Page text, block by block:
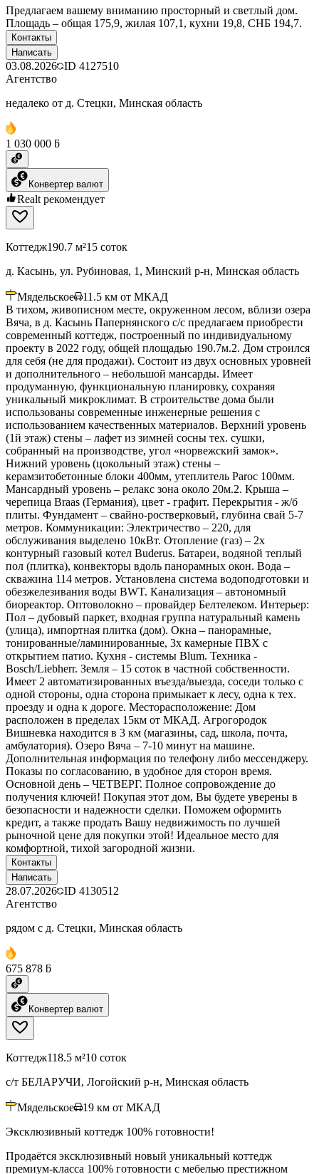
Предлагаем вашему вниманию просторный и светлый дом.
Площадь – общая 175,9, жилая 107,1, кухни 19,8, СНБ 194,7.
Контакты
Написать
03.08.2026 ID 4127510
Агентство
недалеко от д. Стецки, Минская область
1 030 000 ƃ
Конвертер валют
Realt рекомендует
Коттедж190.7 м²15 соток
д. Касынь, ул. Рубиновая, 1, Минский р-н, Минская область
Мядельское 11.5 км от МКАД
В тихом, живописном месте, окруженном лесом, вблизи озера
Вяча, в д. Касынь Папернянского с/с предлагаем приобрести
современный коттедж, построенный по индивидуальному
проекту в 2022 году, общей площадью 190.7м.2. Дом строился
для себя (не для продажи). Состоит из двух основных уровней
и дополнительного – небольшой мансарды. Имеет
продуманную, функциональную планировку, сохраняя
уникальный микроклимат. В строительстве дома были
использованы современные инженерные решения с
использованием качественных материалов. Верхний уровень
(1й этаж) стены – лафет из зимней сосны тех. сушки,
собранный на производстве, угол «норвежский замок».
Нижний уровень (цокольный этаж) стены –
керамзитобетонные блоки 400мм, утеплитель Paroc 100мм.
Мансардный уровень – релакс зона около 20м.2. Крыша –
черепица Braas (Германия), цвет - графит. Перекрытия - ж/б
плиты. Фундамент – свайно-ростверковый, глубина свай 5-7
метров. Коммуникации: Электричество – 220, для
обслуживания выделено 10кВт. Отопление (газ) – 2х
контурный газовый котел Buderus. Батареи, водяной теплый
пол (плитка), конвекторы вдоль панорамных окон. Вода –
скважина 114 метров. Установлена система водоподготовки и
обезжелезивания воды BWT. Канализация – автономный
биореактор. Оптоволокно – провайдер Белтелеком. Интерьер:
Пол – дубовый паркет, входная группа натуральный камень
(улица), импортная плитка (дом). Окна – панорамные,
тонированные/ламинированные, 3х камерные ПВХ с
открытием патио. Кухня - системы Blum. Техника -
Bosch/Liebherr. Земля – 15 соток в частной собственности.
Имеет 2 автоматизированных въезда/выезда, соседи только с
одной стороны, одна сторона примыкает к лесу, одна к тех.
проезду и одна к дороге. Месторасположение: Дом
расположен в пределах 15км от МКАД. Агрогородок
Вишневка находится в 3 км (магазины, сад, школа, почта,
амбулатория). Озеро Вяча – 7-10 минут на машине.
Дополнительная информация по телефону либо мессенджеру.
Показы по согласованию, в удобное для сторон время.
Основной день – ЧЕТВЕРГ. Полное сопровождение до
получения ключей! Покупая этот дом, Вы будете уверены в
безопасности и надежности сделки. Поможем оформить
кредит, а также продать Вашу недвижимость по лучшей
рыночной цене для покупки этой! Идеальное место для
комфортной, тихой загородной жизни.
Контакты
Написать
28.07.2026 ID 4130512
Агентство
рядом с д. Стецки, Минская область
675 878 ƃ
Конвертер валют
Коттедж118.5 м²10 соток
с/т БЕЛАРУЧИ, Логойский р-н, Минская область
Мядельское 19 км от МКАД
Эксклюзивный коттедж 100% готовности!
Продаётся эксклюзивный новый уникальный коттедж
премиум-класса 100% готовности с мебелью престижном